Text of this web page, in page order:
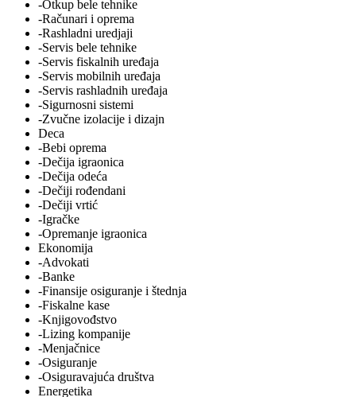
-Otkup bele tehnike
-Računari i oprema
-Rashladni uredjaji
-Servis bele tehnike
-Servis fiskalnih uređaja
-Servis mobilnih uređaja
-Servis rashladnih uređaja
-Sigurnosni sistemi
-Zvučne izolacije i dizajn
Deca
-Bebi oprema
-Dečija igraonica
-Dečija odeća
-Dečiji rođendani
-Dečiji vrtić
-Igračke
-Opremanje igraonica
Ekonomija
-Advokati
-Banke
-Finansije osiguranje i štednja
-Fiskalne kase
-Knjigovođstvo
-Lizing kompanije
-Menjačnice
-Osiguranje
-Osiguravajuća društva
Energetika